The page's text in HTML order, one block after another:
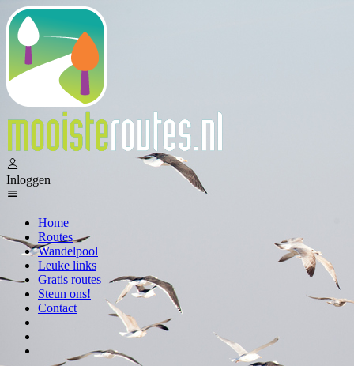
Inloggen
Home
Routes
Wandelpool
Leuke links
Gratis routes
Steun ons!
Contact